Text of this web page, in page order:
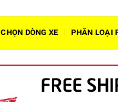
CHỌN DÒNG XE PHÂN LOẠI